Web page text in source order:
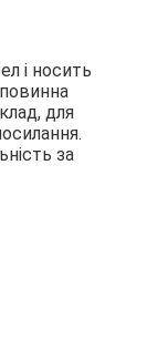
і носить
для
за